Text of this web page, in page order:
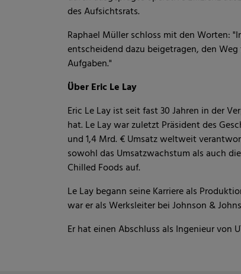
des Aufsichtsrats.
Raphael Müller schloss mit den Worten:
entscheidend dazu beigetragen, den
Aufgaben."
Über Eric Le Lay
Eric Le Lay ist seit fast 30 Jahren in der
hat. Le Lay war zuletzt Präsident des
und 1,4 Mrd. € Umsatz weltweit
sowohl das Umsatzwachstum als auch
Chilled Foods auf.
Le Lay begann seine Karriere als
war er als Werksleiter bei Johnson &
Er hat einen Abschluss als Ingenieur von